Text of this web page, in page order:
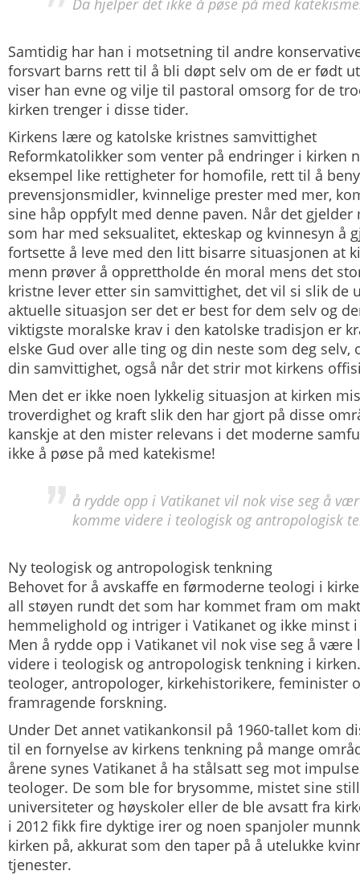
Da hjelper det ikke å pøse på med
Samtidig har han i motsetning til andre
forsvart barns rett til å bli døpt selv om de er født
viser han evne og vilje til pastoral omsorg for de
kirken trenger i disse tider.
Kirkens lære og katolske kristnes samvittighet
Reformkatolikker som venter på endringer i kirken
eksempel like rettigheter for homofile, rett til å
prevensjonsmidler, kvinnelige prester med mer,
sine håp oppfylt med denne paven. Når det gjelder
som har med seksualitet, ekteskap og kvinnesyn å
fortsette å leve med den litt bisarre situasjonen at
menn prøver å opprettholde én moral mens det
kristne lever etter sin samvittighet, det vil si slik de
aktuelle situasjon ser det er best for dem selv og
viktigste moralske krav i den katolske tradisjon er
elske Gud over alle ting og din neste som deg selv,
din samvittighet, også når det strir mot kirkens
Men det er ikke noen lykkelig situasjon at kirken
troverdighet og kraft slik den har gjort på disse
kanskje at den mister relevans i det moderne
ikke å pøse på med katekisme!
å rydde opp i Vatikanet vil nok vise seg å
komme videre i teologisk og antropologisk
Ny teologisk og antropologisk tenkning
Behovet for å avskaffe en førmoderne teologi i
all støyen rundt det som har kommet fram om
hemmelighold og intriger i Vatikanet og ikke minst
Men å rydde opp i Vatikanet vil nok vise seg å
videre i teologisk og antropologisk tenkning i
teologer, antropologer, kirkehistorikere, feminister
framragende forskning.
Under Det annet vatikankonsil på 1960-tallet kom
til en fornyelse av kirkens tenkning på mange
årene synes Vatikanet å ha stålsatt seg mot
teologer. De som ble for brysomme, mistet sine
universiteter og høyskoler eller de ble avsatt fra
i 2012 fikk fire dyktige irer og noen spanjoler
kirken på, akkurat som den taper på å utelukke
tjenester.